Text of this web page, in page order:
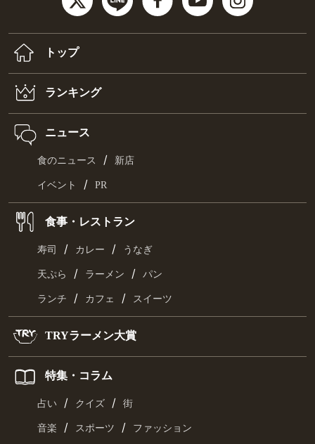
トップ
ランキング
ニュース
食のニュース / 新店
イベント / PR
食事・レストラン
寿司 / カレー / うなぎ
天ぷら / ラーメン / パン
ランチ / カフェ / スイーツ
TRYラーメン大賞
特集・コラム
占い / クイズ / 街
音楽 / スポーツ / ファッション